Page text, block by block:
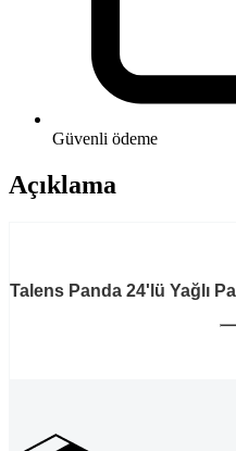
Güvenli ödeme
Açıklama
Talens Panda 24'lü Yağlı